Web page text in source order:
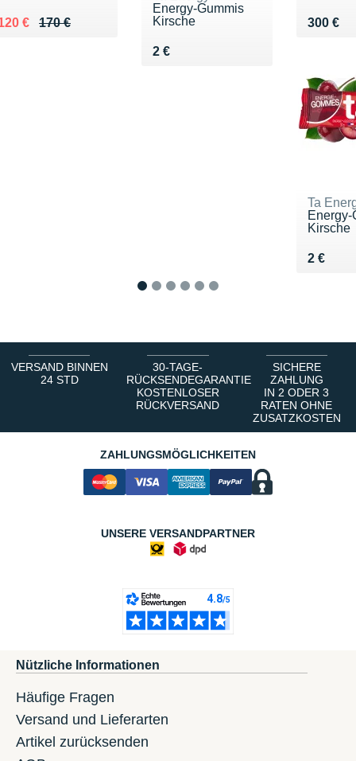
170 €
lieu de 170 €
€ 120 €
Energy-Gummis
Kirsche
2 €
Vendu 2 €
300 €
Vendu
Ta
Energy-
Kirsche
2 €
Vendu
VERSAND BINNEN
24 STD
30-TAGE-
RÜCKSENDEGARANTIE
KOSTENLOSER
RÜCKVERSAND
SICHERE
ZAHLUNG
IN 2 ODER 3
RATEN OHNE
ZUSATZKOSTEN
ZAHLUNGSMÖGLICHKEITEN
UNSERE VERSANDPARTNER
Nützliche Informationen
Häufige Fragen
Versand und Lieferarten
Artikel zurücksenden